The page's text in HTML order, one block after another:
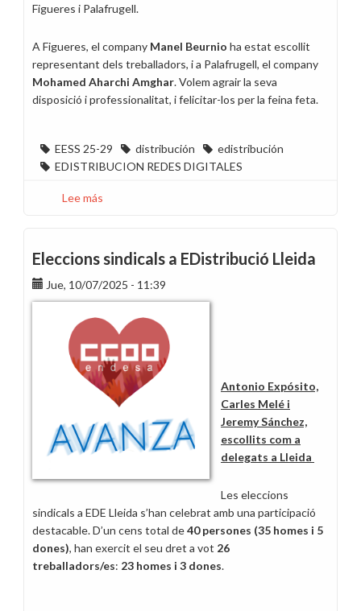
Figueres i Palafrugell.
A Figueres, el company Manel Beurnio ha estat escollit
representant dels treballadors, i a Palafrugell, el company
Mohamed Aharchi Amghar. Volem agrair la seva
disposició i professionalitat, i felicitar-los per la feina feta.
EESS 25-29 distribución
edistribución
EDISTRIBUCION REDES DIGITALES
Lee más
les
eleccions
d’Endesa
Distribución
Eléctrica,
S.L.
a
Figueres
i
Palafrugell
Eleccions sindicals a EDistribució Lleida
Jue, 10/07/2025 - 11:39
Antonio Expósito,
Carles Melé i
Jeremy Sánchez,
escollits com a
delegats a Lleida
Les eleccions
sindicals a EDE Lleida s’han celebrat amb una participació
destacable. D’un cens total de40 persones (35 homes i 5
dones), han exercit el seu dret a vot 26
treballadors/es: 23 homes i 3 dones.